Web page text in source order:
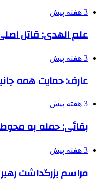
3 هفته پیش
علم الهدی: قاتل
3 هفته پیش
عارف: حمایت همه
3 هفته پیش
بقائی: حمله به
3 هفته پیش
مراسم بزرگداشت